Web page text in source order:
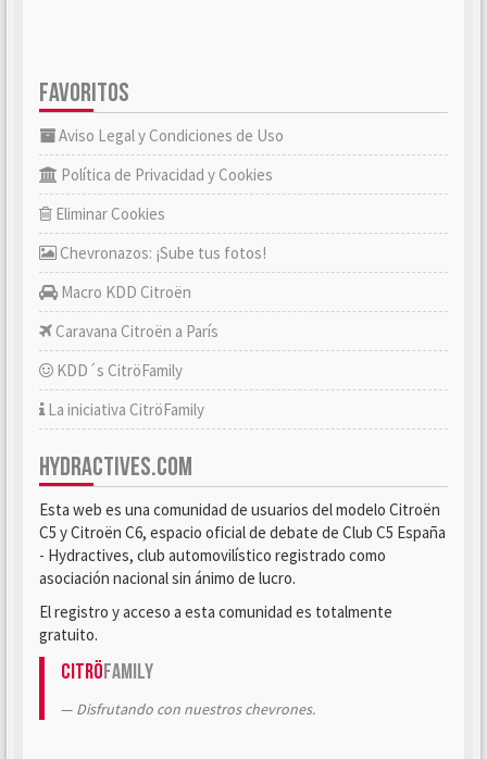
FAVORITOS
Aviso Legal y Condiciones de Uso
Política de Privacidad y Cookies
Eliminar Cookies
Chevronazos: ¡Sube tus fotos!
Macro KDD Citroën
Caravana Citroën a París
KDD´s CitröFamily
La iniciativa CitröFamily
HYDRACTIVES.COM
Esta web es una comunidad de usuarios del modelo Citroën
C5 y Citroën C6, espacio oficial de debate de Club C5 España
- Hydractives, club automovilístico registrado como
asociación nacional sin ánimo de lucro.
El registro y acceso a esta comunidad es totalmente
gratuito.
CitröFamily
Disfrutando con nuestros chevrones.